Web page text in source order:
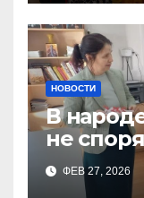
НОВОСТИ
В
не спорят!»
ФЕВ 27, 2026